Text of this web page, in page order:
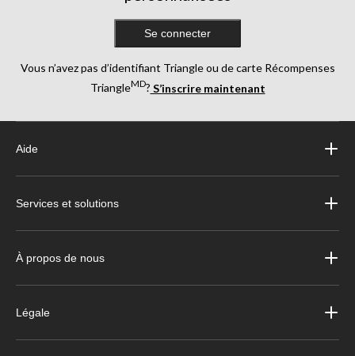
Se connecter
Vous n’avez pas d’identifiant Triangle ou de carte Récompenses
TriangleMD? S’inscrire maintenant
Aide
Services et solutions
À propos de nous
Légale